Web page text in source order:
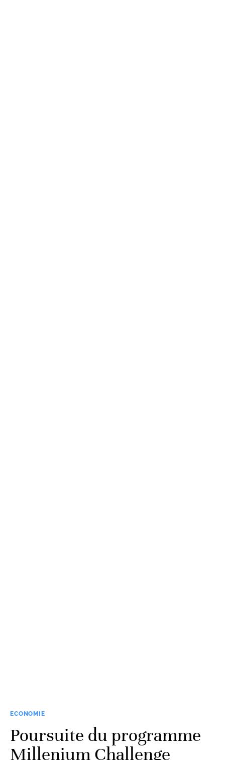
ECONOMIE
Poursuite du programme
Millenium Challenge